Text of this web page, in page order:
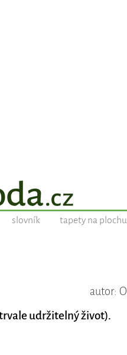
slovník tapety na plochu
autor:
udržitelný život).